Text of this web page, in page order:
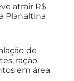
atrair R$
Planaltina
de
ração
em área